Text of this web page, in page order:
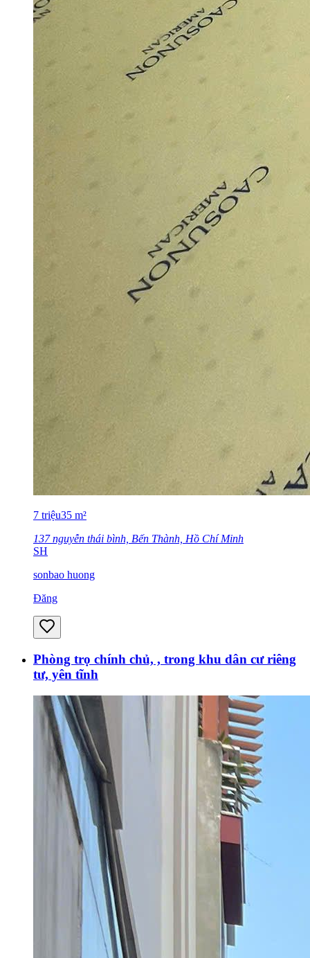
7 triệu35 m²
137 nguyễn thái bình, Bến Thành, Hồ Chí Minh
SH
sonbao huong
Đăng
Phòng trọ chính chủ, , trong khu dân cư riêng
tư, yên tĩnh